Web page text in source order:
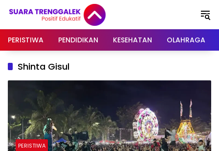
PERISTIWA
PENDIDIKAN KESEHATAN OLAHRAGA
Shinta Gisul
PERISTIWA